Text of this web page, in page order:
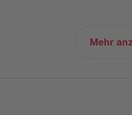
Mehr